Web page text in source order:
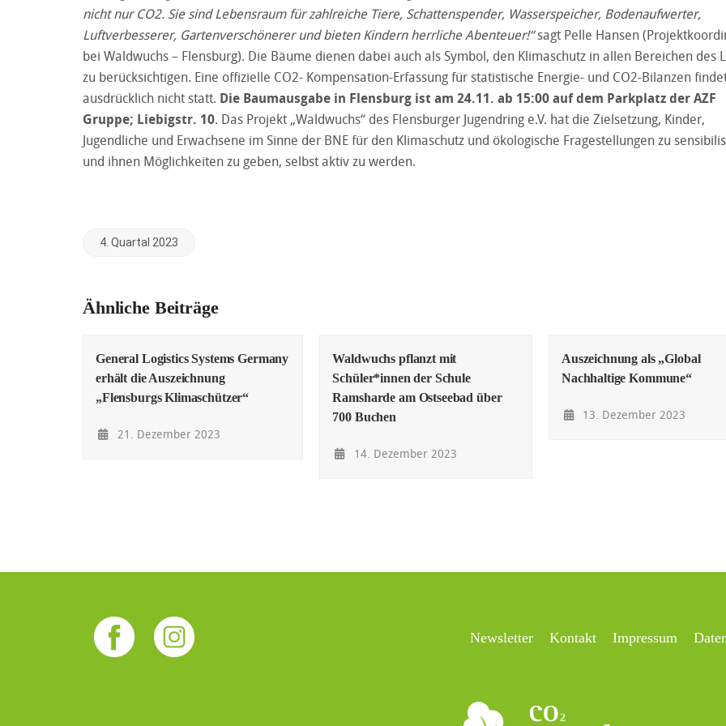
nicht nur CO2. Sie sind Lebensraum für zahlreiche Tiere, Schattenspender, Wasserspeicher, Bodenaufwerter,
Luftverbesserer, Gartenverschönerer und bieten Kindern herrliche Abenteuer!“sagt Pelle Hansen
bei Waldwuchs – Flensburg). Die Bäume dienen dabei auch als Symbol, den Klimaschutz in allen Bereichen des
zu berücksichtigen. Eine offizielle CO2- Kompensation-Erfassung für statistische Energie- und CO2-Bilanzen
ausdrücklich nicht statt. Die Baumausgabe in Flensburg ist am 24.11. ab 15:00 auf dem Parkplatz der AZF
Gruppe; Liebigstr. 10. Das Projekt „Waldwuchs“ des Flensburger Jugendring e.V. hat die Zielsetzung, Kinder,
Jugendliche und Erwachsene im Sinne der BNE für den Klimaschutz und ökologische Fragestellungen zu
und ihnen Möglichkeiten zu geben, selbst aktiv zu werden.
4. Quartal 2023
Ähnliche Beiträge
General Logistics Systems Germany
erhält die Auszeichnung
„Flensburgs Klimaschützer“
21. Dezember 2023
Waldwuchs pflanzt mit
Schüler*innen der Schule
Ramsharde am Ostseebad über
700 Buchen
14. Dezember 2023
Auszeichnung als „Global
Nachhaltige Kommune“
13. Dezember 2023
Newsletter Kontakt Impressum